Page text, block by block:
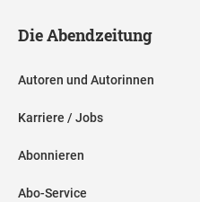
Die Abendzeitung
Autoren und Autorinnen
Karriere / Jobs
Abonnieren
Abo-Service